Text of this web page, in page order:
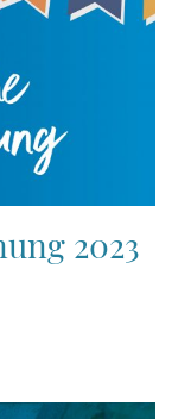
2023